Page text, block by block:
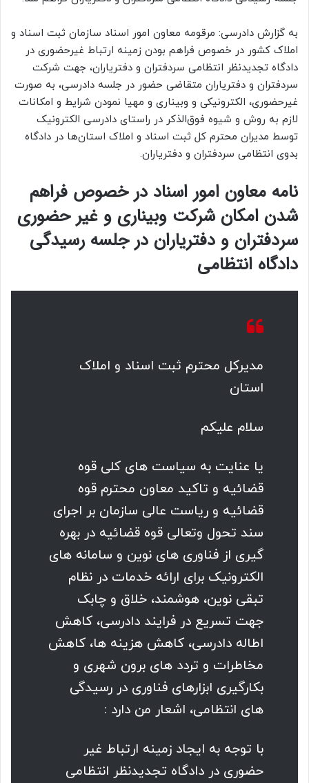
به گزارش دادرسی: مرقومه معاون امور اسناد سازمان ثبت اسناد و
املاک کشور در خصوص فراهم بودن زمینه ارتباط غیرحضوری در
دادگاه تجدیدنظر انتظامی سردفتران و دفتریاران، جهت شرکت
سردفتران و دفتریاران متقاضی حضور در جلسه دادرسی، به صورت
غیرحضوری، الکترونیکی و وبیناری و مهیا نمودن شرایط و امکانات
لازم به روش و شیوه فوق‌الذکر در راستای دادرسی الکترونیک
توسط مدیران محترم کل ثبت اسناد و املاک استان‌ها در دادگاه
بدوی انتظامی سردفتران و دفتریاران.
نامه معاون امور اسناد در خصوص فراهم
شدن امکان شرکت وبیناری و غیر حضوری
سردفتران و دفتریاران در جلسه رسیدگی
دادگاه انتظامی
مدیرکل محترم ثبت اسناد و املاک
استان
سلام علیکم
یا عنایت به سیاست هاى کلى قوه
قضائیه و تاکید معاون محترم قوه
قضائیه و ریاست عالى سازمان بر اجرای
سند تحول وتعالى قوه قضائیه در بهره
گیرى از فناوری های نوین و سامانه های
الکترونیک براى ارائه خدمات در نظام
تبقى نوین، هوشمند، خلاق و چابک
جهت تسریع در فرایند دادرسى، کاهش
اطاله دادرسى، کاهش هزینه ها، کاهش
مخاطرات و تردد های برون شهرى و
بکارگیری ابزارهای فناورى در رسیدگی
هاى انتظامی، اشعار من دارد :
با توجه به ایجاد زمینه ارتباط غیر
حضوری در دادگاه تجدیدنظر انتظامی